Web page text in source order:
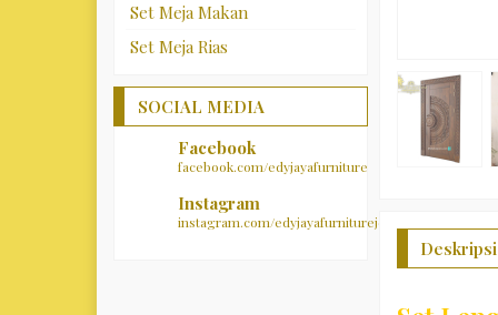
Deskripsi
Set Meja Makan
Set Meja Rias
SOCIAL MEDIA
Facebook
facebook.com/edyjayafurniture
Instagram
instagram.com/edyjayafurniturejepara